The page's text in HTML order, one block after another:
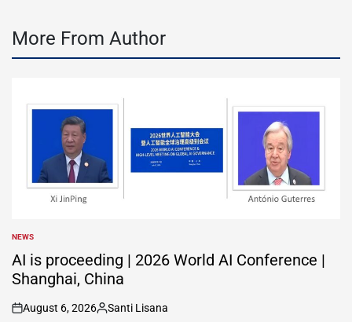
More From Author
POSTED
IN
NEWS
AI is proceeding | 2026 World AI Conference |
Shanghai, China
on
August 6, 2026
Posted
Santi Lisana